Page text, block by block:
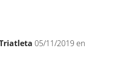
05/11/2019 en